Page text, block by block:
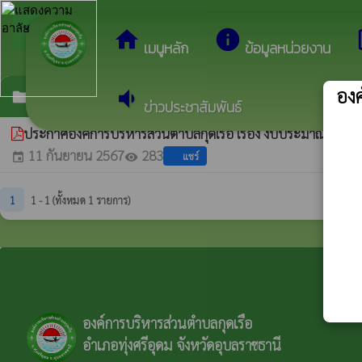
home เมนูหลัก info ข้อมูลหน่วยงาน
volume_down ข่าวประชาสัมพันธ์
arrow_back_ios กลับเมนูหลัก ยินดีต้อนรับสู่เว็
folderข้อบัญญัติงบประมาณรายจ่าย ประจำปี พ.ศ.
ประกาศองค์การบริหารส่วนตำบลกุดเรือ เรื่อง งบประมาณราย
event 11 กันยายน 2567visibility 283 แชร์
1 1 - 1 (ทั้งหมด 1 รายการ)
องค์การบริหารส่วนตำบลกุดเรือ
อำเภอทุ่งศรีอุดม จังหวัดอุบลราชธานี
อง